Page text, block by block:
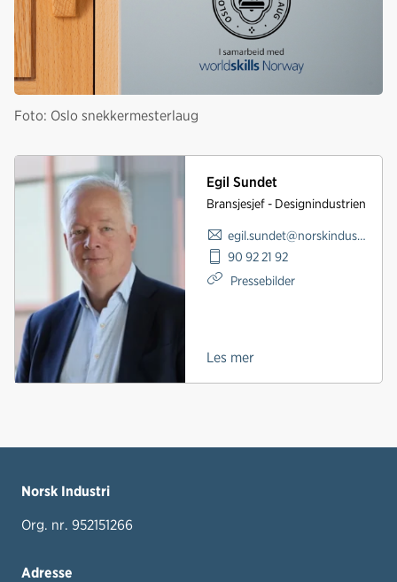
Foto: Oslo snekkermesterlaug
Egil Sundet
Bransjesjef - Designindustrien
egil.sundet@norskindustri.no
90 92 21 92
Pressebilder
Les mer
Norsk Industri
Org. nr. 952151266
Adresse